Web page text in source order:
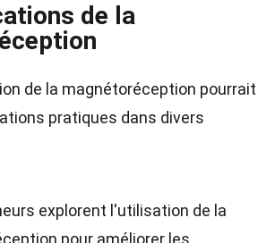
de la
de la magnétoréception pourrait
pratiques dans divers
explorent l'utilisation de la
pour améliorer les